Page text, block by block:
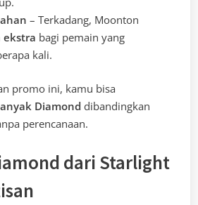
– Terkadang, Moonton
ekstra bagi pemain yang
kali.
promo ini, kamu bisa
Diamond dibandingkan
perencanaan.
dari Starlight